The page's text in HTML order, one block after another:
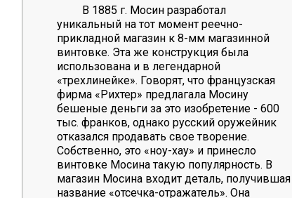
В 1885 г. Мосин разработал
уникальный на тот момент реечно-
прикладной магазин к 8-мм магазинной
винтовке. Эта же конструкция была
использована и в легендарной
«трехлинейке». Говорят, что французская
фирма «Рихтер» предлагала Мосину
бешеные деньги за это изобретение - 600
тыс. франков, однако русский оружейник
отказался продавать свое творение.
Собственно, это «ноу-хау» и принесло
винтовке Мосина такую популярность. В
магазин Мосина входит деталь, получившая
название «отсечка-отражатель». Она